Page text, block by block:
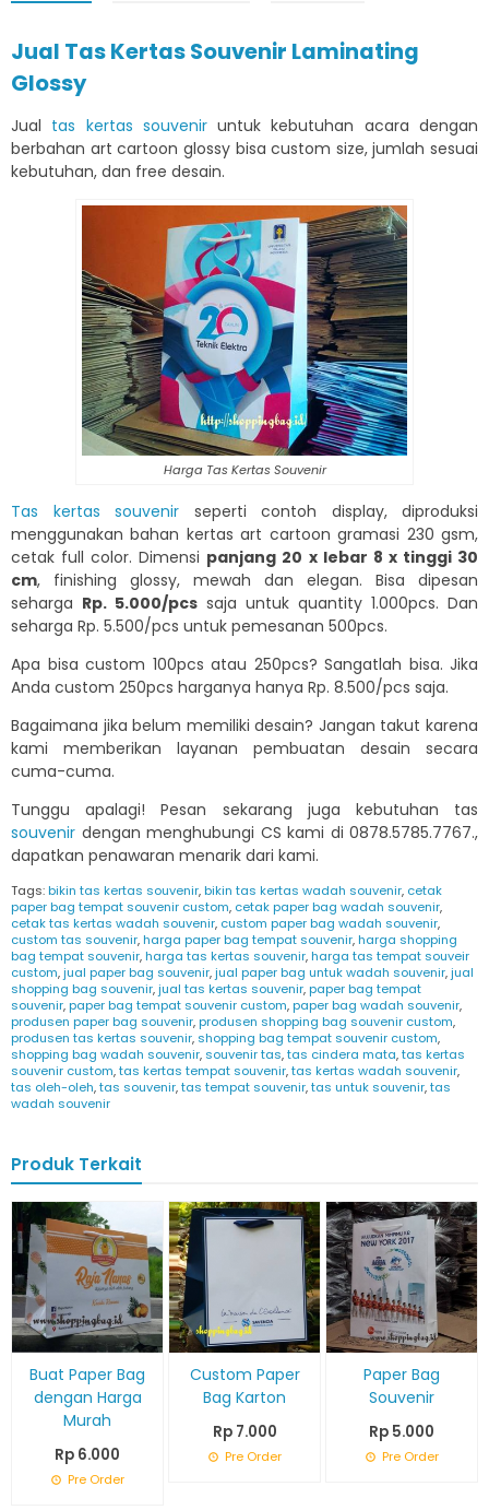
Jual Tas Kertas Souvenir Laminating
Glossy
Jual tas kertas souveniruntuk kebutuhan acara dengan
berbahan art cartoon glossy bisa custom size, jumlah sesuai
kebutuhan, dan free desain.
Harga Tas Kertas Souvenir
Tas kertas souvenir seperti contoh display, diproduksi
menggunakan bahan kertas art cartoon gramasi 230 gsm,
cetak full color. Dimensi panjang 20 x lebar 8 x tinggi 30
cm, finishing glossy, mewah dan elegan. Bisa dipesan
seharga Rp. 5.000/pcs saja untuk quantity 1.000pcs. Dan
seharga Rp. 5.500/pcs untuk pemesanan 500pcs.
Apa bisa custom 100pcs atau 250pcs? Sangatlah bisa. Jika
Anda custom 250pcs harganya hanya Rp. 8.500/pcs saja.
Bagaimana jika belum memiliki desain? Jangan takut karena
kami memberikan layanan pembuatan desain secara
cuma-cuma.
Tunggu apalagi! Pesan sekarang juga kebutuhan tas
souvenir dengan menghubungi CS kami di 0878.5785.7767.,
dapatkan penawaran menarik dari kami.
Tags:bikin tas kertas souvenir,bikin tas kertas wadah souvenir, cetak
paper bag tempat souvenir custom, cetak paper bag wadah souvenir,
cetak tas kertas wadah souvenir, custom paper bag wadah souvenir,
custom tas souvenir,harga paper bag tempat souvenir,harga shopping
bag tempat souvenir,harga tas kertas souvenir,harga tas tempat souveir
custom,jual paper bag souvenir,jual paper bag untuk wadah souvenir,jual
shopping bag souvenir,jual tas kertas souvenir,paper bag tempat
souvenir,paper bag tempat souvenir custom,paper bag wadah souvenir,
produsen paper bag souvenir,produsen shopping bag souvenir custom,
produsen tas kertas souvenir,shopping bag tempat souvenir custom,
shopping bag wadah souvenir,souvenir tas,tas cindera mata,tas kertas
souvenir custom,tas kertas tempat souvenir,tas kertas wadah souvenir,
tas oleh-oleh,tas souvenir,tas tempat souvenir,tas untuk souvenir,tas
wadah souvenir
Produk Terkait
Buat Paper Bag
dengan Harga
Murah
Rp 6.000
Pre Order
Custom Paper
Bag Karton
Rp 7.000
Pre Order
Paper Bag
Souvenir
Rp 5.000
Pre Order